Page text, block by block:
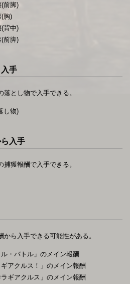
前脚)
胸)
背中)
(前脚)
手
とし物で入手できる。
し物)
入手
獲報酬で入手できる。
から入手できる可能性がある。
・バトル」のメイン報酬
アクルス！」のメイン報酬
ギアクルス」のメイン報酬